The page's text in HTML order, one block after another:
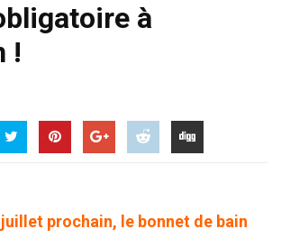
à
!
prochain, le bonnet de bain